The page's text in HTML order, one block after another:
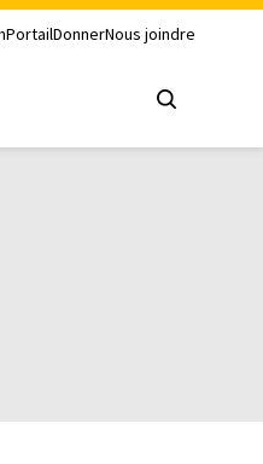
DonnerNous joindre